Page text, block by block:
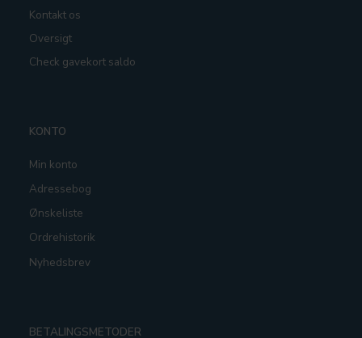
Kontakt os
Oversigt
Check gavekort saldo
KONTO
Min konto
Adressebog
Ønskeliste
Ordrehistorik
Nyhedsbrev
BETALINGSMETODER